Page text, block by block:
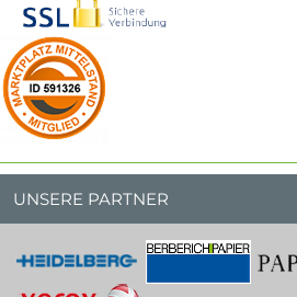
UNSERE PARTNER